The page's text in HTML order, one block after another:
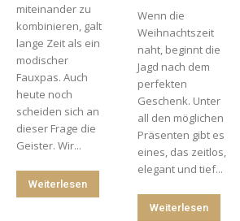
miteinander zu
kombinieren, galt
lange Zeit als ein
modischer
Fauxpas. Auch
heute noch
scheiden sich an
dieser Frage die
Geister. Wir...
Weiterlesen
Wenn die
Weihnachtszeit
naht, beginnt die
Jagd nach dem
perfekten
Geschenk. Unter
all den möglichen
Präsenten gibt es
eines, das zeitlos,
elegant und tief...
Weiterlesen